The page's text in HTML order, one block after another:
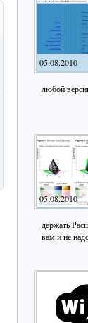
05.08.2010
любой
05.08.2010
держать
вам и не